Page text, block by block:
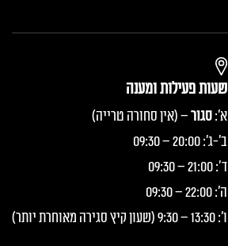
שעות פעילות ומענה
א':סגור– (אין סחורה טרייה)
ב'-ג': 20:00 – 09:30
ד': 21:00 – 09:30
ה': 22:00 – 09:30
ו': 13:30 – 9:30 (שעון קיץ סגירה מאוחרת יותר)